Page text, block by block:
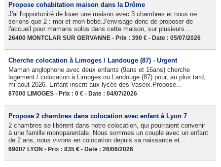
Propose cohabitation maison dans la Drôme
J'ai l'opportunité de louer une maison avec 3 chambres et nous ne
serions que 2 : moi et mon bébé.J'envisage donc de proposer de
l'accueil pour mamans solos dans cette maison, sur plusieurs...
26400 MONTCLAR SUR GERVANNE - Prix : 390 € - Date : 05/07/2026
Cherche colocation à Limoges / Landouge (87) - Urgent
Maman anglophone avec deux enfants (9ans et 16ans) cherche
logement / colocation à Limoges ou Landouge (87) pour, au plus tard,
mi-aout 2026. Enfant inscrit aux lycée des Vaseix.Propose...
87000 LIMOGES - Prix : 0 € - Date : 04/07/2026
Propose 2 chambres dans colocation avec enfant à Lyon 7
2 chambres se libèrent dans notre colocation, qui pourraient convenir
à une famille monoparentale. Nous sommes un couple avec un enfant
de 2 ans, nous vivons en colocation depuis sa naissance et...
69007 LYON - Prix : 835 € - Date : 26/06/2026